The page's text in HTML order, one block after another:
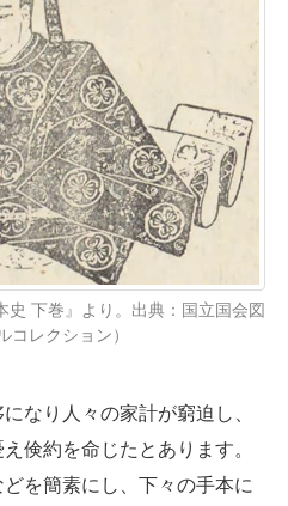
下巻』より。出典：国立国会図
コレクション）
なり人々の家計が窮迫し、
倹約を命じたとあります。
を簡素にし、下々の手本に